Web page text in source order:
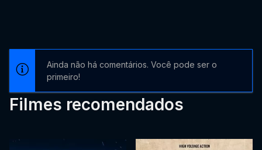
Ainda não há comentários. Você pode ser o
primeiro!
Filmes recomendados